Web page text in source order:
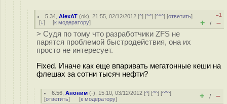
5.34 ,AlexAT (ok), 21:55, 02/12/2012 [^] [^^] [^^^] [ответить]
[↓] [к модератору]
–1
+ / –
> Судя по тому что разработчики ZFS не
парятся проблемой быстродействия, она их
просто не интересует.
Fixed. Иначе как еще впаривать мегатонные кеши на
флешах за сотни тысяч нефти?
6.56 ,Аноним (-), 15:10, 03/12/2012 [^] [^^] [^^^]
[ответить] [к модератору] + / –